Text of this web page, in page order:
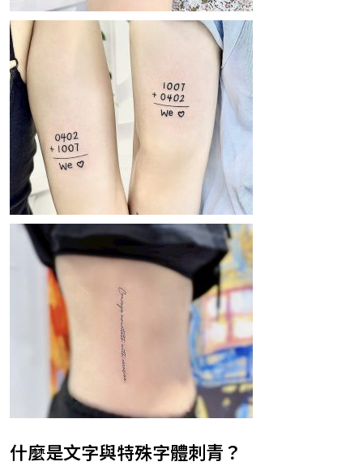
什麼是文字與特殊字體刺青？